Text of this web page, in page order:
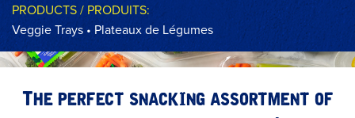
PRODUCTS / PRODUITS:
Veggie Trays • Plateaux de Légumes
The perfect snacking assortment of